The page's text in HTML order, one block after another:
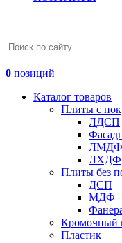
0 позиций
Каталог товаров
Плиты с
ЛДСП
ЛМДФ
ЛХДФ
Плиты без
ДСП
МДФ
Кромочный
Пластик